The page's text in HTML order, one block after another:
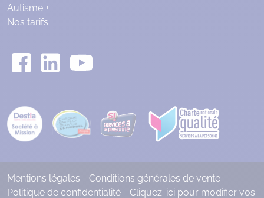
Autisme +
Nos tarifs
Mentions légales - Conditions générales de vente -
Politique de confidentialité - Cliquez-ici pour modifier vos